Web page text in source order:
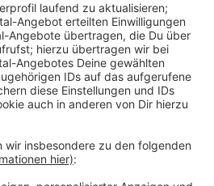
Behörden
eine entsprechende
Gesellschaft.
herab. Dem will das Bündnis